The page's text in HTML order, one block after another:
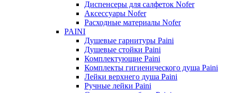
Диспенсеры для салфеток Nofer
Аксессуары Nofer
Расходные материалы Nofer
PAINI
Душевые гарнитуры Paini
Душевые стойки Paini
Комплектующие Paini
Комплекты гигиенического душа Paini
Лейки верхнего душа Paini
Ручные лейки Paini